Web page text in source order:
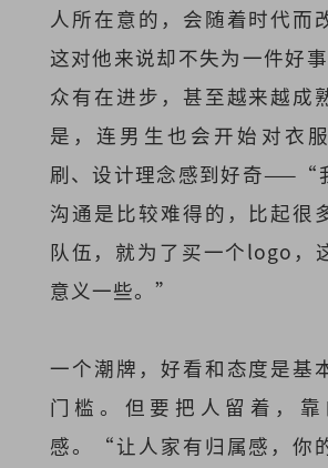
人所在意的，会随着时代而
这对他来说却不失为一件好
众有在进步，甚至越来越成
是，连男生也会开始对衣
刷、设计理念感到好奇——“
沟通是比较难得的，比起很
队伍，就为了买一个logo，
意义一些。”
一个潮牌，好看和态度是基
门槛。但要把人留着，
感。“让人家有归属感，你